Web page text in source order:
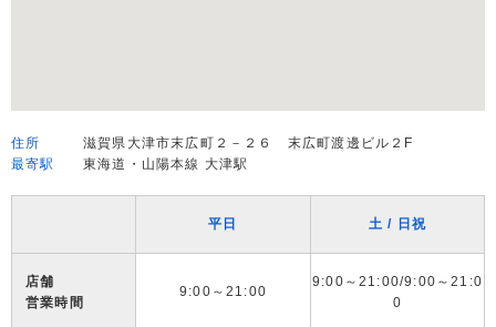
住所
滋賀県大津市末広町２－２６ 末広町渡邊ビル２F
最寄駅
東海道・山陽本線 大津駅
平日 土 / 日祝
店舗
営業時間
9:00～21:00
9:00～21:00/9:00～21:0
0